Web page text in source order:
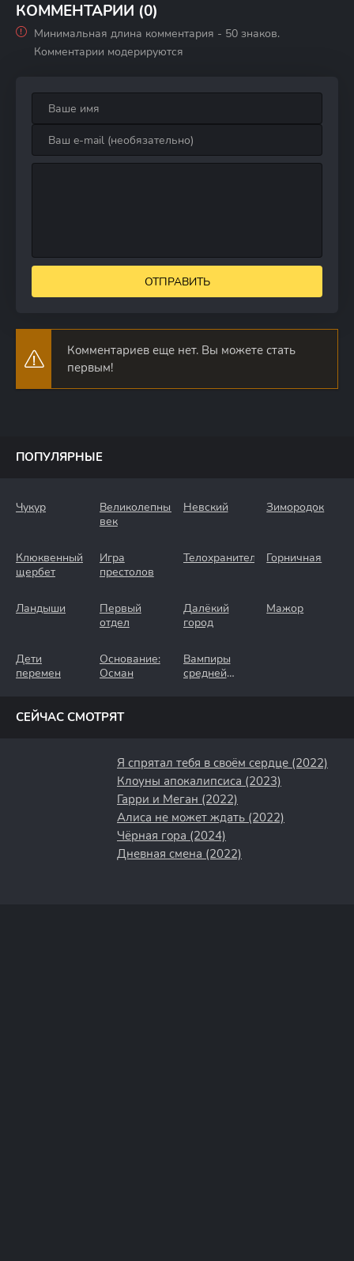
КОММЕНТАРИИ (0)
Минимальная длина комментария - 50 знаков.
Комментарии модерируются
ОТПРАВИТЬ
Комментариев еще нет. Вы можете стать
первым!
ПОПУЛЯРНЫЕ
Чукур
Великолепный
век
Невский Зимородок
Клюквенный
щербет
Игра
престолов
Телохранители Горничная
Ландыши
Первый
отдел
Далёкий
город
Мажор
Дети
перемен
Основание:
Осман
Вампиры
средней
СЕЙЧАС СМОТРЯТ
Я спрятал тебя в своём сердце (2022)
Клоуны апокалипсиса (2023)
Гарри и Меган (2022)
Алиса не может ждать (2022)
Чёрная гора (2024)
Дневная смена (2022)